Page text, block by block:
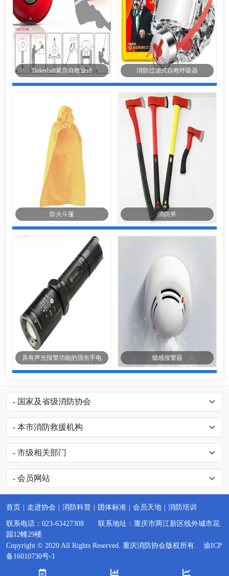
Tinkerball紧急自救设计 消防过滤式自救呼吸器
防火斗篷 消防斧
具有声光报警功能的强光手电 烟感报警器
首页 走进协会 消防科普 团体标准 会员天地 消防培训
联系电话：023-63427308 联系地址：重庆市两江新区线外城市花
园12幢29楼
Copyright © 2020 All Rights Reserved. 重庆消防协会版权所有. 渝ICP
备16010730号-1